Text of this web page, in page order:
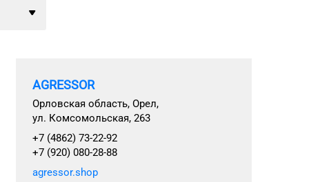
AGRESSOR
Орловская область, Орел,
ул. Комсомольская, 263
+7 (4862) 73-22-92
+7 (920) 080-28-88
agressor.shop